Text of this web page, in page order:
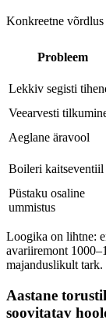
Konkreetne
Probleem
Lekkiv segisti
Veearvesti
Aeglane äravool
Boileri kaitseventiil
Püstaku osaline
ummistus
Loogika on lihtne:
avariiremont
majanduslikult tark.
Aastane
soovitatav